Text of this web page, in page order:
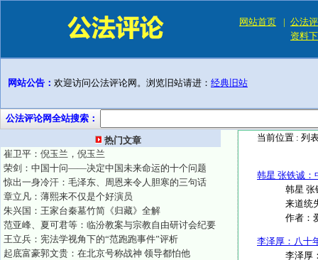
网站首页 | 公法
资料
网站公告： 欢迎访问公法评论网。浏览旧站请进： 经典旧站
公法评论网全站搜索：
热门文章
崔卫平：倪玉兰，倪玉兰
荣剑：中国十问——决定中国未来命运的十个问题
惊出一身冷汗：毛泽东、周恩来令人胆寒的三句话
章立凡：薄熙来不仅是个好演员
朱兴国：王家台秦墓竹简《归藏》全解
范亚峰、夏可君等：临汾教案与宗教自由研讨会纪要
王立兵：宪法学视角下的“范跑跑事件”评析
起底富豪郭文贵：在北京号称战神 领导都怕他
当前位置 : 列
韩星 张铁诚
韩星 张
来道统
作者：
李泽厚：八十
李泽厚